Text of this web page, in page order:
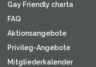
Gay Friendly charta
FAQ
Aktionsangebote
Privileg-Angebote
Mitgliederkalender